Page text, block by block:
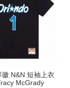
徽 N&N 短袖上衣
McGrady